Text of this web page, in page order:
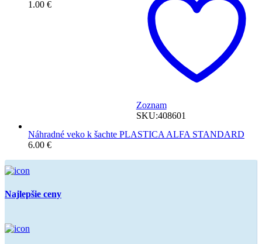
Zoznam
SKU:408601
1.00 €
Náhradné veko k šachte PLASTICA ALFA STANDARD
6.00 €
Najlepšie ceny